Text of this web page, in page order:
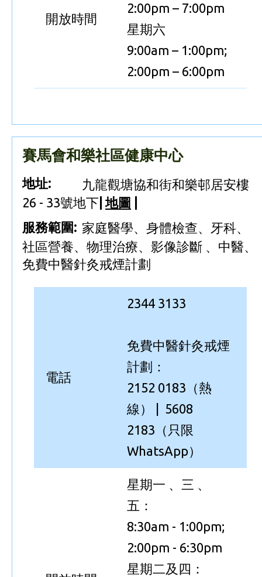
開放時間
2:00pm – 7:00pm
星期六
9:00am – 1:00pm;
2:00pm – 6:00pm
賽馬會和樂社區健康中心
地址:
九龍觀塘協和街和樂邨居安樓
26 - 33號地下 地圖
服務範圍: 家庭醫學、身體檢查、牙科、
社區營養、物理治療、影像診斷 、中醫、
免費中醫針灸戒煙計劃
電話
2344 3133
免費中醫針灸戒煙
計劃：
2152 0183（熱
線） | 5608
2183（只限
WhatsApp）
星期一 、三 、
五：
8:30am - 1:00pm;
2:00pm - 6:30pm
星期二及四：